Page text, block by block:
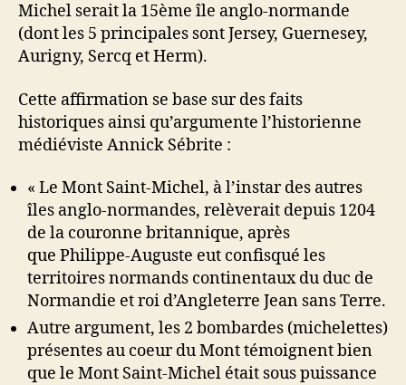
Michel serait la 15ème île anglo-normande
(dont les 5 principales sont Jersey, Guernesey,
Aurigny, Sercq et Herm).
Cette affirmation se base sur des faits
historiques ainsi qu’argumente l’historienne
médiéviste Annick Sébrite :
« Le Mont Saint-Michel, à l’instar des autres
îles anglo-normandes, relèverait depuis 1204
de la couronne britannique, après
que Philippe-Auguste eut confisqué les
territoires normands continentaux du duc de
Normandie et roi d’Angleterre Jean sans Terre.
Autre argument, les 2 bombardes (michelettes)
présentes au coeur du Mont témoignent bien
que le Mont Saint-Michel était sous puissance